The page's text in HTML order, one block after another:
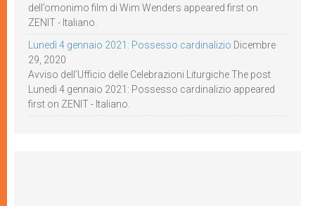
dell’omonimo film di Wim Wenders appeared first on
ZENIT - Italiano.
Lunedì 4 gennaio 2021: Possesso cardinalizio Dicembre
29, 2020
Avviso dell’Ufficio delle Celebrazioni Liturgiche The post
Lunedì 4 gennaio 2021: Possesso cardinalizio appeared
first on ZENIT - Italiano.